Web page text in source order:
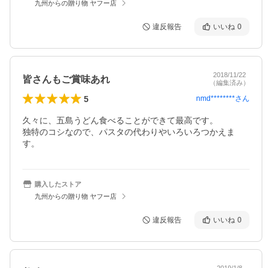
九州からの贈り物 ヤフー店
違反報告 いいね 0
皆さんもご賞味あれ
2018/11/22
（編集済み）
5 nmd********さん
久々に、五島うどん食べることができて最高です。
独特のコシなので、パスタの代わりやいろいろつかえま
す。
購入したストア
九州からの贈り物 ヤフー店
違反報告 いいね 0